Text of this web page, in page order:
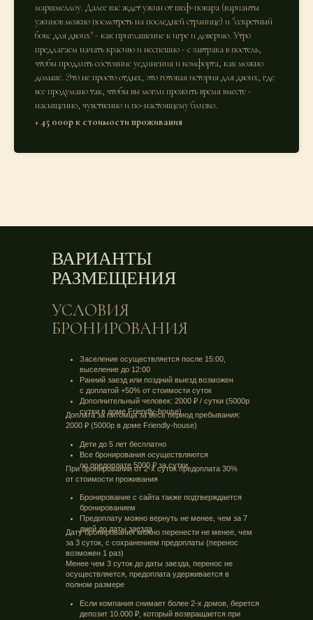
маршмеллоу. Далее вас ждет ужин от шеф-повара (варианты
ужинов можно посмотреть на последней странице) и "секретный
бокс для двоих" - как приглашение к игре и доверию. Утро
предлагаем начать красиво и неспешно - с завтрака в постель,
чтобы продлить состояние уединения и комфорта, как можно
дольше. Это не просто отдых, это готовая история для двоих, где
все продумано так, чтобы вы могли прожить время вместе -
насыщенно, чувственно и по-настоящему близко.
+ 45 000р к стоимости проживания
ВАРИАНТЫ
РАЗМЕЩЕНИЯ
УСЛОВИЯ
БРОНИРОВАНИЯ
Заселение осуществляется после 15:00,
выселение до 12:00
Ранний заезд или поздний выезд возможен
с доплатой +50% от стоимости суток
Дополнительный человек: 2000 ₽ / сутки (5000р
сутки в доме Friendly-house)
Доплата за питомца за весь период пребывания:
2000 ₽ (5000р в доме Friendly-house)
Дети до 5 лет бесплатно
Все бронирования осуществляются
по предоплате 5000 ₽ за сутки
При бронировании от 2-х суток предоплата 30%
от стоимости проживания
Бронирование с сайта также подтверждается
бронированием
Предоплату можно вернуть не менее, чем за 7
дней до даты заезда
Дату бронирования можно перенести не менее, чем
за 3 суток, с сохранением предоплаты (перенос
возможен 1 раз)
Менее чем 3 суток до даты заезда, перенос не
осуществляется, предоплата удерживается в
полном размере
Если компания снимает более 2-х домов, берется
депозит 10.000 ₽, который возвращается при